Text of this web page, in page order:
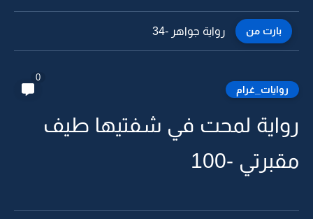
بارت من رواية جواهر -34
روايات_غرام
0
رواية لمحت في شفتيها طيف
مقبرتي -100